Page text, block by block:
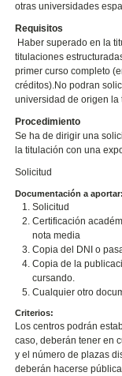
otras universidades
Requisitos
Haber superado en la
titulaciones
primer curso completo
créditos).No podran
universidad de origen la
Procedimiento
Se ha de dirigir una
la titulación con una
Solicitud
Documentación a aportar:
Solicitud
Certificación
nota media
Copia del DNI o
Copia de la
cursando.
Cualquier otro
Criterios:
Los centros podrán
caso, deberán tener en
y el número de plazas
deberán hacerse